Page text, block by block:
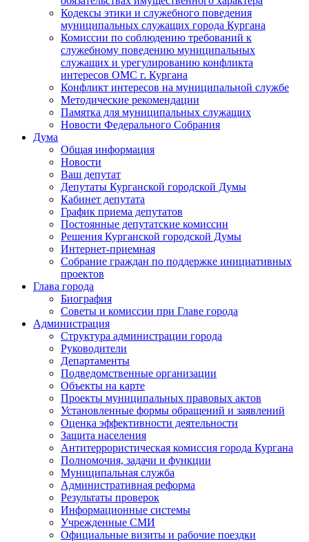
Кодексы этики и служебного поведения
муниципальных служащих города Кургана
Комиссии по соблюдению требований к
служебному поведению муниципальных
служащих и урегулированию конфликта
интересов ОМС г. Кургана
Конфликт интересов на муниципальной службе
Методические рекомендации
Памятка для муниципальных служащих
Новости Федерального Cобрания
Дума
Общая информация
Новости
Ваш депутат
Депутаты Курганской городской Думы
Кабинет депутата
График приема депутатов
Постоянные депутатские комиссии
Решения Курганской городской Думы
Интернет-приемная
Собрание граждан по поддержке инициативных
проектов
Глава города
Биография
Советы и комиссии при Главе города
Администрация
Структура администрации города
Руководители
Департаменты
Подведомственные организации
Объекты на карте
Проекты муниципальных правовых актов
Установленные формы обращений и заявлений
Оценка эффективности деятельности
Защита населения
Антитеррористическая комиссия города Кургана
Полномочия, задачи и функции
Муниципальная служба
Административная реформа
Результаты проверок
Информационные системы
Учрежденные СМИ
Официальные визиты и рабочие поездки